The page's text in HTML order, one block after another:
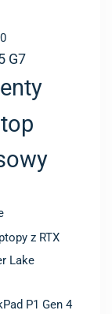
z RTX
Lake
P1 Gen 4